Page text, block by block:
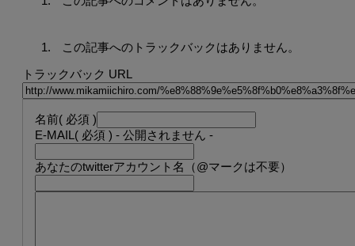
この記事へのトラックバックはありません。
トラックバック URL
名前( 必須 )
E-MAIL ( 必須 ) - 公開されません -
あなたのtwitterアカウント名（@マークは不要）